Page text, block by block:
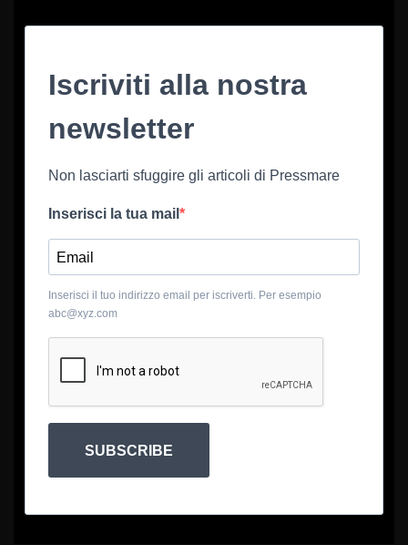
Iscriviti alla nostra
newsletter
Non lasciarti sfuggire gli articoli di Pressmare
Inserisci la tua mail
Inserisci il tuo indirizzo email per iscriverti. Per esempio
abc@xyz.com
SUBSCRIBE